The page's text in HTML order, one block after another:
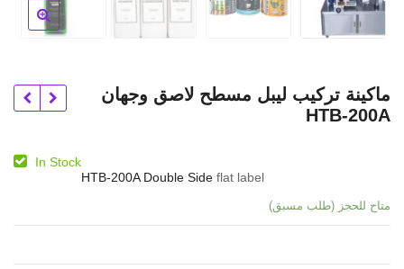
ماكينة تركيب ليبل مسطح لاصق وجهان
HTB-200A
In Stock
HTB-200A Double Sideflat label
متاح للحجز (طلب مسبق)